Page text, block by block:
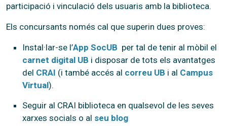
participació i vinculació dels usuaris amb la biblioteca.
Els concursants només cal que superin dues proves:
Instal·lar-se l’App SocUB per tal de tenir al mòbil el
carnet digital UB i disposar de tots els avantatges
del CRAI (i també accés al correu UB i al Campus
Virtual).
Seguir al CRAI biblioteca en qualsevol de les seves
xarxes socials o al seu blog